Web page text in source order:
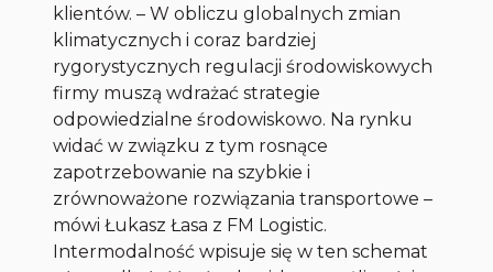
klientów. – W obliczu globalnych zmian
klimatycznych i coraz bardziej
rygorystycznych regulacji środowiskowych
firmy muszą wdrażać strategie
odpowiedzialne środowiskowo. Na rynku
widać w związku z tym rosnące
zapotrzebowanie na szybkie i
zrównoważone rozwiązania transportowe –
mówi Łukasz Łasa z FM Logistic.
Intermodalność wpisuje się w ten schemat